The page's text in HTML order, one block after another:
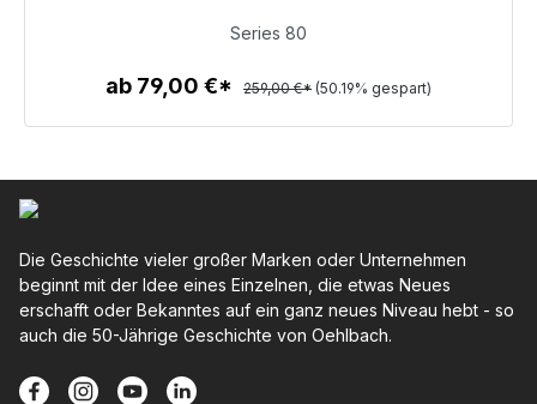
Zum Artikel
Series 80
ab 79,00 €* 259,00 €* (50.19% gespart)
Die Geschichte vieler großer Marken oder Unternehmen
beginnt mit der Idee eines Einzelnen, die etwas Neues
erschafft oder Bekanntes auf ein ganz neues Niveau hebt - so
auch die 50-Jährige Geschichte von Oehlbach.